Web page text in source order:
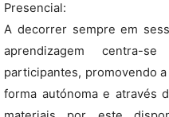
Presencial:
A decorrer sempre em
aprendizagem centra-
participantes, promovendo
forma autónoma e através